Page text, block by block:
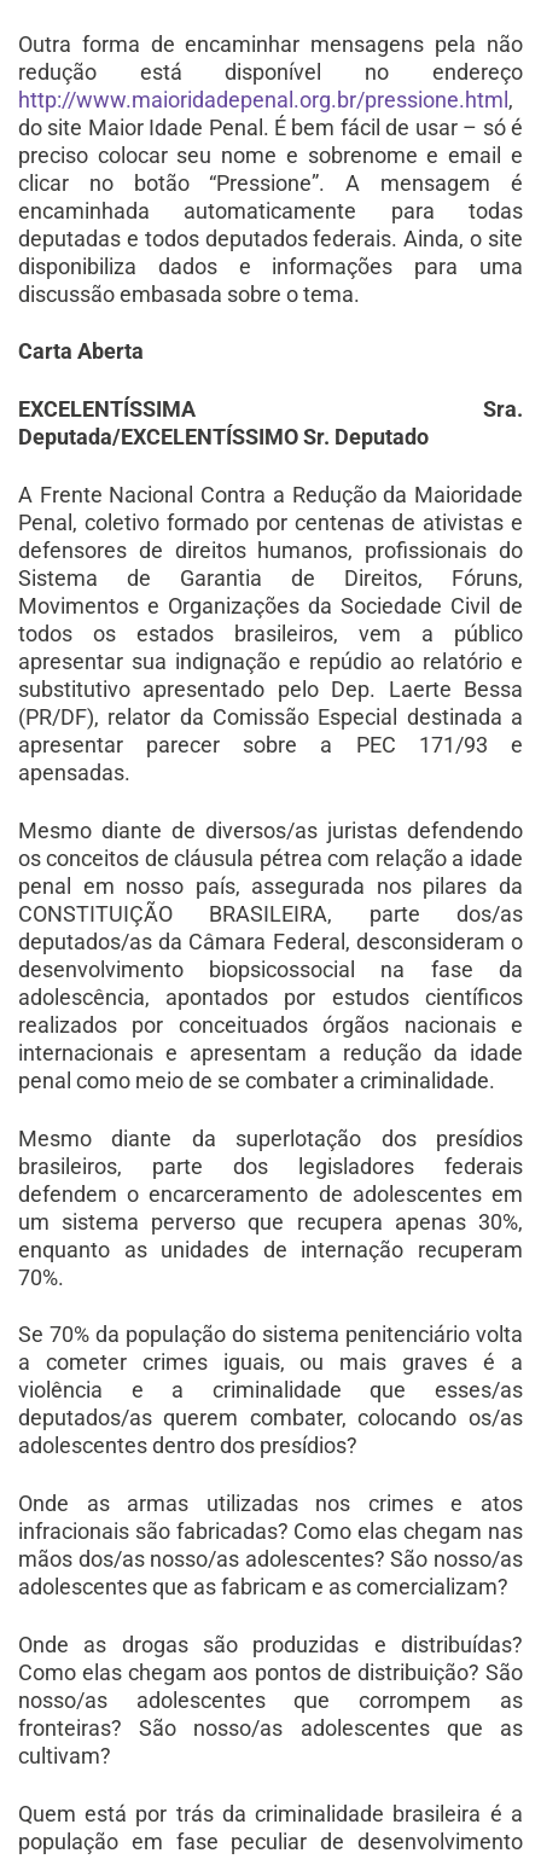
Outra forma de encaminhar mensagens pela não
redução está disponível no endereço
http://www.maioridadepenal.org.br/pressione.html,
do site Maior Idade Penal. É bem fácil de usar – só é
preciso colocar seu nome e sobrenome e email e
clicar no botão “Pressione”. A mensagem é
encaminhada automaticamente para todas
deputadas e todos deputados federais. Ainda, o site
disponibiliza dados e informações para uma
discussão embasada sobre o tema.
Carta Aberta
EXCELENTÍSSIMA Sra.
Deputada/EXCELENTÍSSIMO Sr. Deputado
A Frente Nacional Contra a Redução da Maioridade
Penal, coletivo formado por centenas de ativistas e
defensores de direitos humanos, profissionais do
Sistema de Garantia de Direitos, Fóruns,
Movimentos e Organizações da Sociedade Civil de
todos os estados brasileiros, vem a público
apresentar sua indignação e repúdio ao relatório e
substitutivo apresentado pelo Dep. Laerte Bessa
(PR/DF), relator da Comissão Especial destinada a
apresentar parecer sobre a PEC 171/93 e
apensadas.
Mesmo diante de diversos/as juristas defendendo
os conceitos de cláusula pétrea com relação a idade
penal em nosso país, assegurada nos pilares da
CONSTITUIÇÃO BRASILEIRA, parte dos/as
deputados/as da Câmara Federal, desconsideram o
desenvolvimento biopsicossocial na fase da
adolescência, apontados por estudos científicos
realizados por conceituados órgãos nacionais e
internacionais e apresentam a redução da idade
penal como meio de se combater a criminalidade.
Mesmo diante da superlotação dos presídios
brasileiros, parte dos legisladores federais
defendem o encarceramento de adolescentes em
um sistema perverso que recupera apenas 30%,
enquanto as unidades de internação recuperam
70%.
Se 70% da população do sistema penitenciário volta
a cometer crimes iguais, ou mais graves é a
violência e a criminalidade que esses/as
deputados/as querem combater, colocando os/as
adolescentes dentro dos presídios?
Onde as armas utilizadas nos crimes e atos
infracionais são fabricadas? Como elas chegam nas
mãos dos/as nosso/as adolescentes? São nosso/as
adolescentes que as fabricam e as comercializam?
Onde as drogas são produzidas e distribuídas?
Como elas chegam aos pontos de distribuição? São
nosso/as adolescentes que corrompem as
fronteiras? São nosso/as adolescentes que as
cultivam?
Quem está por trás da criminalidade brasileira é a
população em fase peculiar de desenvolvimento